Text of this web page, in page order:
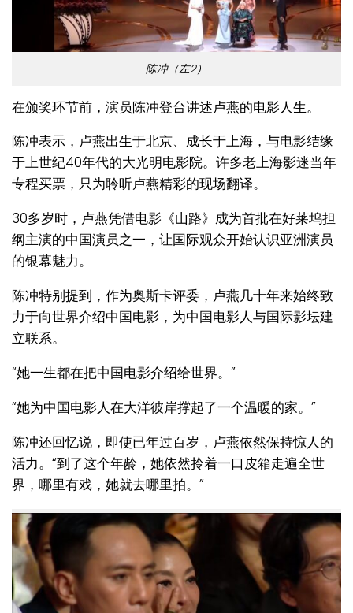
陈冲（左2）
在颁奖环节前，演员陈冲登台讲述卢燕的电影人生。
陈冲表示，卢燕出生于北京、成长于上海，与电影结缘
于上世纪40年代的大光明电影院。许多老上海影迷当年
专程买票，只为聆听卢燕精彩的现场翻译。
30多岁时，卢燕凭借电影《山路》成为首批在好莱坞担
纲主演的中国演员之一，让国际观众开始认识亚洲演员
的银幕魅力。
陈冲特别提到，作为奥斯卡评委，卢燕几十年来始终致
力于向世界介绍中国电影，为中国电影人与国际影坛建
立联系。
“她一生都在把中国电影介绍给世界。”
“她为中国电影人在大洋彼岸撑起了一个温暖的家。”
陈冲还回忆说，即使已年过百岁，卢燕依然保持惊人的
活力。“到了这个年龄，她依然拎着一口皮箱走遍全世
界，哪里有戏，她就去哪里拍。”